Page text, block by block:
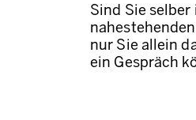
Sind Sie
nur Sie allein
ein Gespräch